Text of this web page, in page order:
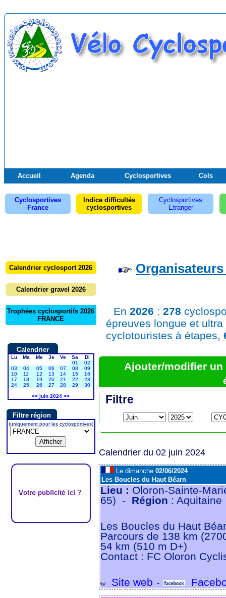
Accueil Agenda Cyclosportives Cols
Cyclosportives
France
Indice difficultés
cyclosportives
Cyclosportives
Etranger
Calendrier cyclosport 2026
Calendrier gravel 2026
Trophées cyclosportifs 2026
FRANCE
Calendrier
Lu Ma Me Je Ve Sa
Di
01
02
03
04 05 06 07 08
09
10
11 12 13 14 15
16
17
18 19 20 21 22
23
24
25 26 27 28 29
30
<< juin 2024 >>
Filtre région
(uniquement pour les cyclosportives)
En 2026 : 278
épreuves longue et
cyclotouristes à étapes,
Ajouter/modifier un
Filtre
Calendrier du 02 juin 2024
Le dimanche 02/06/2024
Les Boucles du Haut Béarn
Lieu : Oloron-Sainte-
65) - Région : Aquitaine
Les Boucles du Haut
Parcours de 138 km
54 km (510 m D+)
Contact : FC Oloron
Site web -